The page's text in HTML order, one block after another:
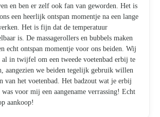
en ben er zelf ook fan van geworden. Het is
een heerlijk ontspan momentje na een lange
Het is fijn dat de temperatuur
is. De massagerollers en bubbels maken
echt ontspan momentje voor ons beiden. Wij
al in twijfel om een tweede voetenbad erbij te
aangezien we beiden tegelijk gebruik willen
van het voetenbad. Het badzout wat je erbij
voor mij een aangename verrassing! Echt
aankoop!